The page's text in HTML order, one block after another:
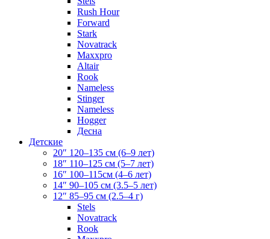
Rush Hour
Forward
Stark
Novatrack
Maxxpro
Altair
Rook
Nameless
Stinger
Nameless
Hogger
Десна
Детские
20″ 120–135 см (6–9 лет)
18″ 110–125 см (5–7 лет)
16″ 100–115см (4–6 лет)
14″ 90–105 см (3.5–5 лет)
12″ 85–95 см (2.5–4 г)
Stels
Novatrack
Rook